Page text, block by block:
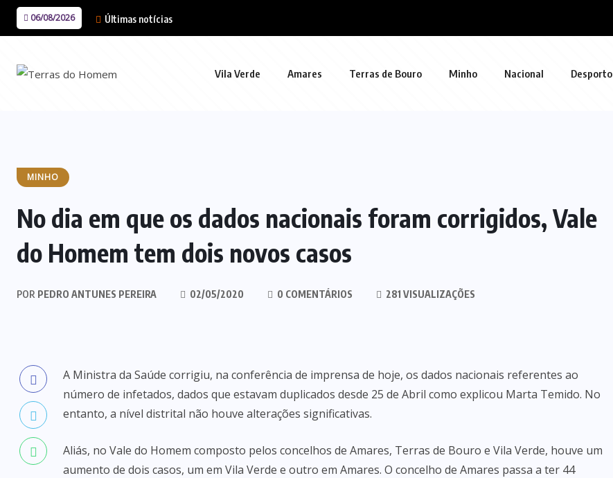
06/08/2026 Últimas notícias
Vila Verde Amares Terras de Bouro Minho Nacional Desporto
MINHO
No dia em que os dados nacionais foram corrigidos, Vale
do Homem tem dois novos casos
POR PEDRO ANTUNES PEREIRA 02/05/2020 0 COMENTÁRIOS 281 VISUALIZAÇÕES
A Ministra da Saúde corrigiu, na conferência de imprensa de hoje, os dados nacionais referentes ao
número de infetados, dados que estavam duplicados desde 25 de Abril como explicou Marta Temido. No
entanto, a nível distrital não houve alterações significativas.
Aliás, no Vale do Homem composto pelos concelhos de Amares, Terras de Bouro e Vila Verde, houve um
aumento de dois casos, um em Vila Verde e outro em Amares. O concelho de Amares passa a ter 44